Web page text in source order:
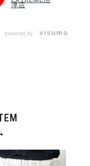
XXXL
る
津店
powered by